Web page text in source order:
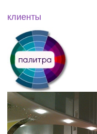
клиенты